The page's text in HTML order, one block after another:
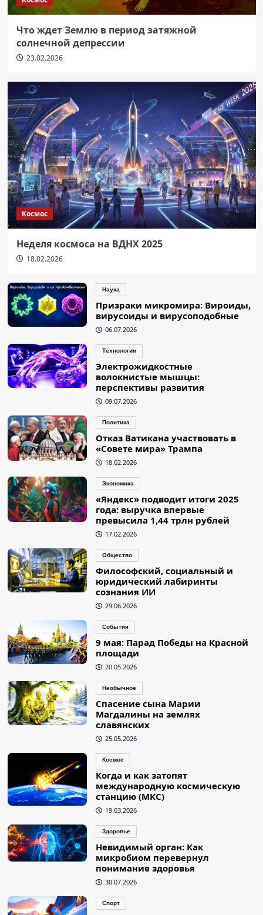
Что ждет Землю в период затяжной
солнечной депрессии
23.02.2026
Космос
Неделя космоса на ВДНХ 2025
18.02.2026
Наука
Призраки микромира: Вироиды,
вирусоиды и вирусоподобные
06.07.2026
Технологии
Электрожидкостные
волокнистые мышцы:
перспективы развития
09.07.2026
Политика
Отказ Ватикана участвовать в
«Совете мира» Трампа
18.02.2026
Экономика
«Яндекс» подводит итоги 2025
года: выручка впервые
превысила 1,44 трлн рублей
17.02.2026
Общество
Философский, социальный и
юридический лабиринты
сознания ИИ
29.06.2026
События
9 мая: Парад Победы на Красной
площади
20.05.2026
Необычное
Спасение сына Марии
Магдалины на землях
славянских
25.05.2026
Космос
Когда и как затопят
международную космическую
станцию (МКС)
19.03.2026
Здоровье
Невидимый орган: Как
микробиом перевернул
понимание здоровья
30.07.2026
Спорт